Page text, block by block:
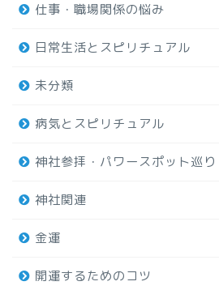
仕事・職場関係の悩み
日常生活とスピリチュアル
未分類
病気とスピリチュアル
神社参拝・パワースポット巡り
神社関連
金運
開運するためのコツ